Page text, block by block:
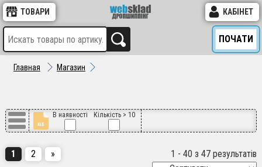
ТОВАРИ КАБІНЕТ
ПОЧАТИ
Главная Магазин
В наявності Кількість > 10
1 2 » 1 - 40 з 47 результатів